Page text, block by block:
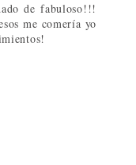
de fabuloso!!!
me comería yo